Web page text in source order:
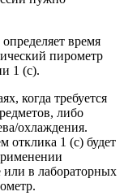
время
пирометр
1 (с).
когда требуется
либо
охлаждения.
отклика 1 (с) будет
или в лабораторных